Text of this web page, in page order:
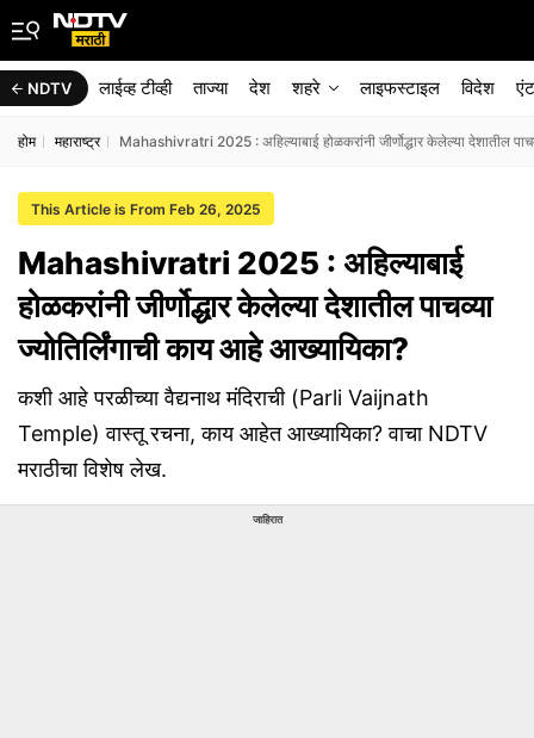
NDTV लाईव्ह टीव्ही ताज्या देश शहरे लाइफस्टाइल विदेश
होम महाराष्ट्र Mahashivratri 2025 : अहिल्याबाई होळकरांनी जीर्णोद्धार केलेल्या देशातील
This Article is From Feb 26, 2025
Mahashivratri 2025 : अहिल्याबाई
होळकरांनी जीर्णोद्धार केलेल्या देशातील पाचव्या
ज्योतिर्लिंगाची काय आहे आख्यायिका?
कशी आहे परळीच्या वैद्यनाथ मंदिराची (Parli Vaijnath
Temple) वास्तू रचना, काय आहेत आख्यायिका? वाचा NDTV
मराठीचा विशेष लेख.
जाहिरात